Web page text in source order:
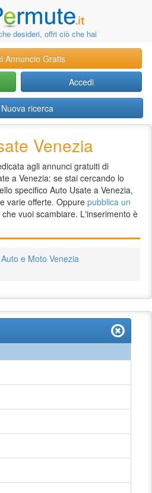
desideri, offri ciò che hai
Annuncio Gratis
Accedi
Nuova ricerca
Venezia
agli annunci gratuiti di
a Venezia: se stai cercando lo
specifico Auto Usate a Venezia,
varie offerte. Oppure pubblica un
vuoi scambiare. L'inserimento è
Auto e Moto Venezia